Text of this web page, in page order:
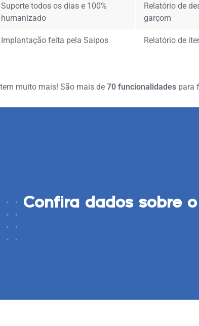
Suporte todos os dias e 100%
humanizado
Relatório de
garçom
Implantação feita pela Saipos Relatório de
muito mais! São mais de 70 funcionalidadespara
Confira dados sobre